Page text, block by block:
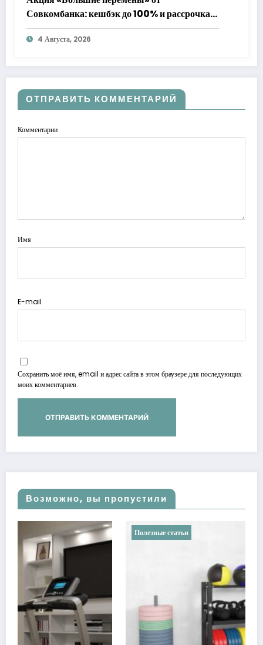
Совкомбанка: кешбэк до 100% и рассрочка
до 24 месяцев с «Халвой»
4 Августа, 2026
ОТПРАВИТЬ КОММЕНТАРИЙ
Комментарии
Имя
E-mail
Сохранить моё имя, email и адрес сайта в этом браузере для последующих
моих комментариев.
Возможно, вы пропустили
Полезные статьи